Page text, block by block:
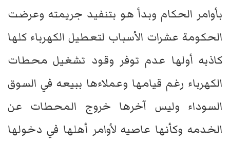
بأوامر الحكام وبدأ هو بتنفيد جريمته وعرضت
الحكومة عشرات الأسباب لتعطيل الكهرباء كلها
كاذبه أولها عدم توفر وقود تشغيل محطات
الكهرباء رغم قيامها وعملاءها ببيعه في السوق
السوداء وليس آخرها خروج المحطات عن
الخدمه وكأنها عاصيه لأوامر أهلها في دخولها